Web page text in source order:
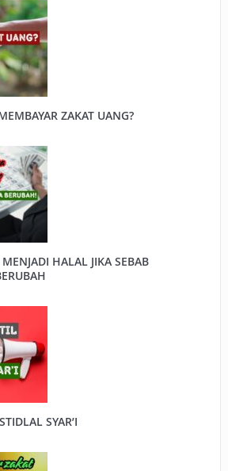
ZAKAT UANG?
HALAL JIKA SEBAB
SYAR’I